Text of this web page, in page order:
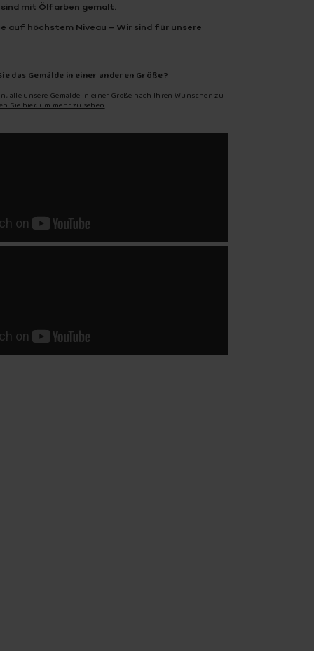
mit Ölfarben gemalt.
auf höchstem Niveau – Wir sind für unsere
das Gemälde in einer anderen Größe?
alle unsere Gemälde in einer Größe nach Ihren Wünschen zu
Sie hier, um mehr zu sehen